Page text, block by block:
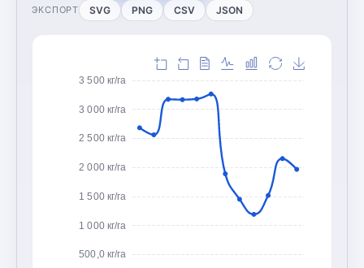
ЭКСПОРТ SVG PNG CSV JSON
500,0 кг/га
1 000 кг/га
1 500 кг/га
2 000 кг/га
2 500 кг/га
3 000 кг/га
3 500 кг/га